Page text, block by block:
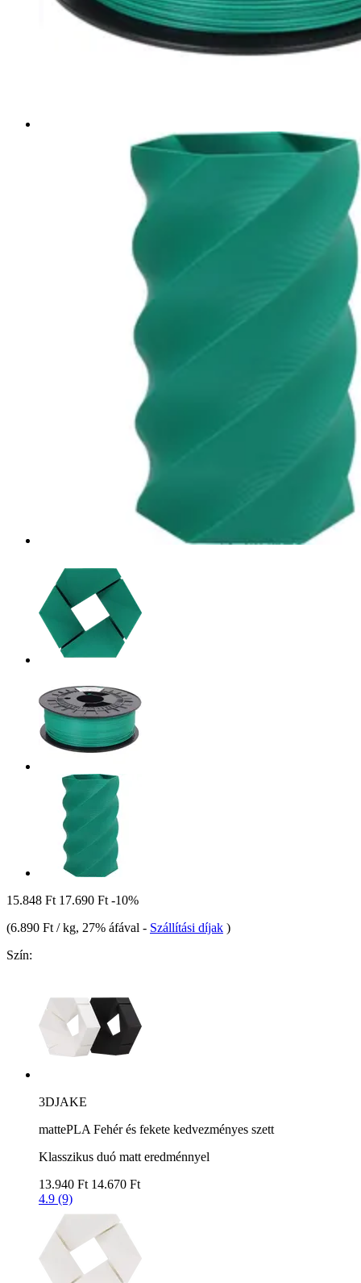
15.848 Ft 17.690 Ft -10%
(6.890 Ft / kg, 27% áfával - Szállítási díjak )
Szín:
3DJAKE
mattePLA Fehér és fekete kedvezményes szett
Klasszikus duó matt eredménnyel
13.940 Ft 14.670 Ft
4.9 (9)